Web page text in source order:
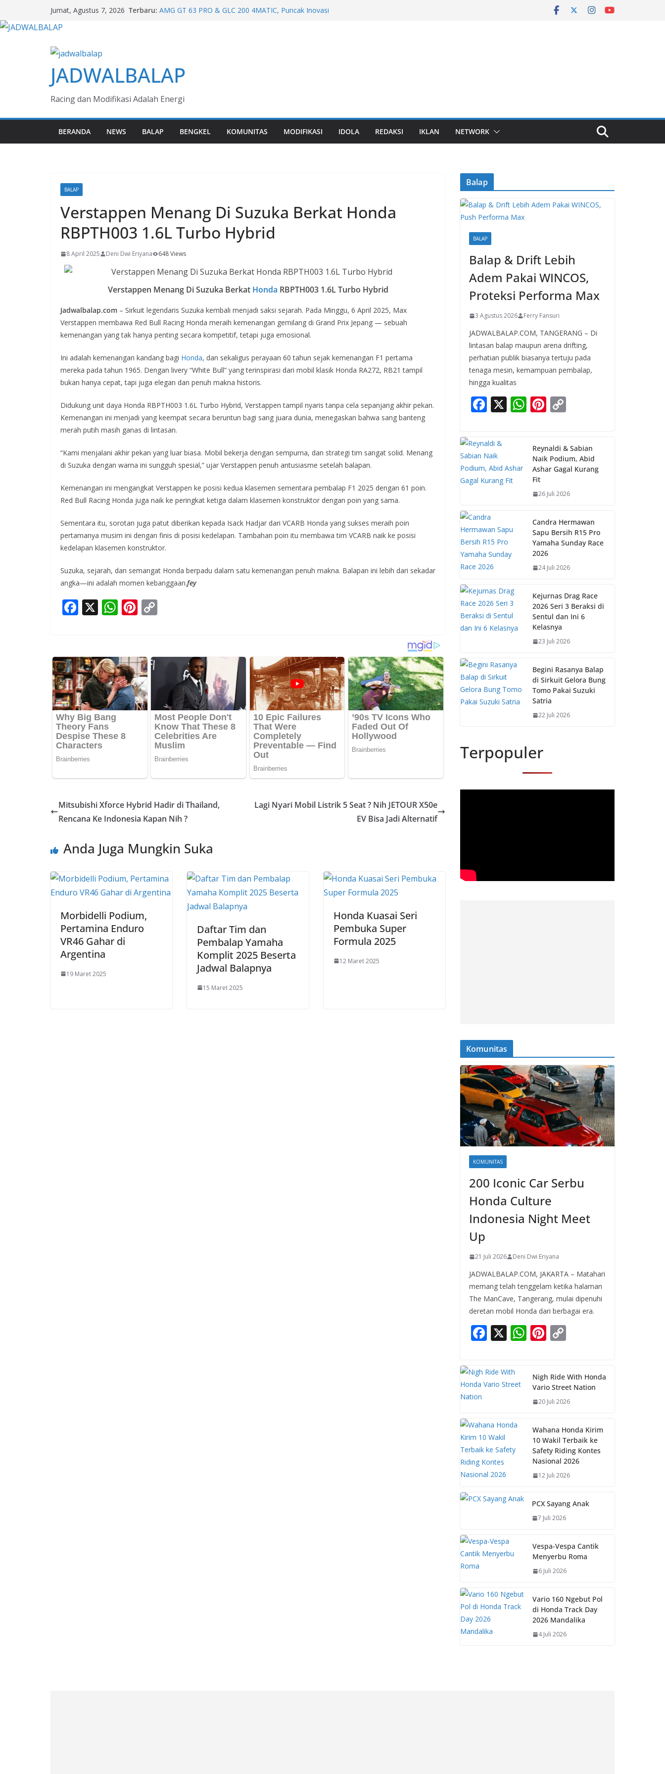
to
content
Jumat, Agustus 7, 2026 Terbaru: AMG GT 63 PRO & GLC 200 4MATIC, Puncak Inovasi
Anniversary Edition
Polytron G3+ Special HSR Wheel GIIAS 2026
JADWALBALAP
Racing dan Modifikasi Adalah Energi
BERANDA NEWS BALAP BENGKEL KOMUNITAS MODIFIKASI IDOLA REDAKSI IKLAN NETWORK
BALAP
Verstappen Menang Di Suzuka Berkat Honda
RBPTH003 1.6L Turbo Hybrid
8 April 2025 Deni Dwi Eriyana 648 Views
Verstappen Menang Di Suzuka Berkat Honda RBPTH003 1.6L Turbo Hybrid
Jadwalbalap.com – Sirkuit legendaris Suzuka kembali menjadi saksi sejarah. Pada Minggu, 6 April 2025, Max
Verstappen membawa Red Bull Racing Honda meraih kemenangan gemilang di Grand Prix Jepang — sebuah
kemenangan yang tak hanya penting secara kompetitif, tetapi juga emosional.
Ini adalah kemenangan kandang bagi Honda, dan sekaligus perayaan 60 tahun sejak kemenangan F1 pertama
mereka pada tahun 1965. Dengan livery “White Bull” yang terinspirasi dari mobil klasik Honda RA272, RB21 tampil
bukan hanya cepat, tapi juga elegan dan penuh makna historis.
Didukung unit daya Honda RBPTH003 1.6L Turbo Hybrid, Verstappen tampil nyaris tanpa cela sepanjang akhir pekan.
Kemenangan ini menjadi yang keempat secara beruntun bagi sang juara dunia, menegaskan bahwa sang banteng
merah putih masih ganas di lintasan.
“Kami menjalani akhir pekan yang luar biasa. Mobil bekerja dengan sempurna, dan strategi tim sangat solid. Menang
di Suzuka dengan warna ini sungguh spesial,” ujar Verstappen penuh antusiasme setelah balapan.
Kemenangan ini mengangkat Verstappen ke posisi kedua klasemen sementara pembalap F1 2025 dengan 61 poin.
Red Bull Racing Honda juga naik ke peringkat ketiga dalam klasemen konstruktor dengan poin yang sama.
Sementara itu, sorotan juga patut diberikan kepada Isack Hadjar dari VCARB Honda yang sukses meraih poin
pertamanya musim ini dengan finis di posisi kedelapan. Tambahan poin itu membawa tim VCARB naik ke posisi
kedelapan klasemen konstruktor.
Suzuka, sejarah, dan semangat Honda berpadu dalam satu kemenangan penuh makna. Balapan ini lebih dari sekadar
angka—ini adalah momen kebanggaan.fey
F
b
o
o
k
X W
s
A
p
p
Pi
e
st
y
Li
n
k
Mitsubishi Xforce Hybrid Hadir di Thailand,
Rencana Ke Indonesia Kapan Nih ?
Lagi Nyari Mobil Listrik 5 Seat ? Nih JETOUR X50e
EV Bisa Jadi Alternatif
Anda Juga Mungkin Suka
Morbidelli Podium,
Pertamina Enduro
VR46 Gahar di
Argentina
19 Maret 2025
Daftar Tim dan
Pembalap Yamaha
Komplit 2025 Beserta
Jadwal Balapnya
15 Maret 2025
Honda Kuasai Seri
Pembuka Super
Formula 2025
12 Maret 2025
Balap
BALAP
Balap & Drift Lebih
Adem Pakai WINCOS,
Proteksi Performa Max
3 Agustus 2026 Ferry Fansuri
JADWALBALAP.COM, TANGERANG – Di
lintasan balap maupun arena drifting,
perhatian publik biasanya tertuju pada
tenaga mesin, kemampuan pembalap,
hingga kualitas
F
e
b
o
o
X W
s
A
p
p
Pi
e
st
y
Li
k
Reynaldi & Sabian
Naik Podium, Abid
Ashar Gagal Kurang
Fit
26 Juli 2026
Candra Hermawan
Sapu Bersih R15 Pro
Yamaha Sunday Race
2026
24 Juli 2026
Kejurnas Drag Race
2026 Seri 3 Beraksi di
Sentul dan Ini 6
Kelasnya
23 Juli 2026
Begini Rasanya Balap
di Sirkuit Gelora Bung
Tomo Pakai Suzuki
Satria
22 Juli 2026
Terpopuler
Komunitas
KOMUNITAS
200 Iconic Car Serbu
Honda Culture
Indonesia Night Meet
Up
21 Juli 2026 Deni Dwi Eriyana
JADWALBALAP.COM, JAKARTA – Matahari
memang telah tenggelam ketika halaman
The ManCave, Tangerang, mulai dipenuhi
deretan mobil Honda dari berbagai era.
F
e
b
k
X W
s
A
p
Pi
e
st
y
Li
k
Nigh Ride With Honda
Vario Street Nation
20 Juli 2026
Wahana Honda Kirim
10 Wakil Terbaik ke
Safety Riding Kontes
Nasional 2026
12 Juli 2026
PCX Sayang Anak
7 Juli 2026
Vespa-Vespa Cantik
Menyerbu Roma
6 Juli 2026
Vario 160 Ngebut Pol
di Honda Track Day
2026 Mandalika
4 Juli 2026